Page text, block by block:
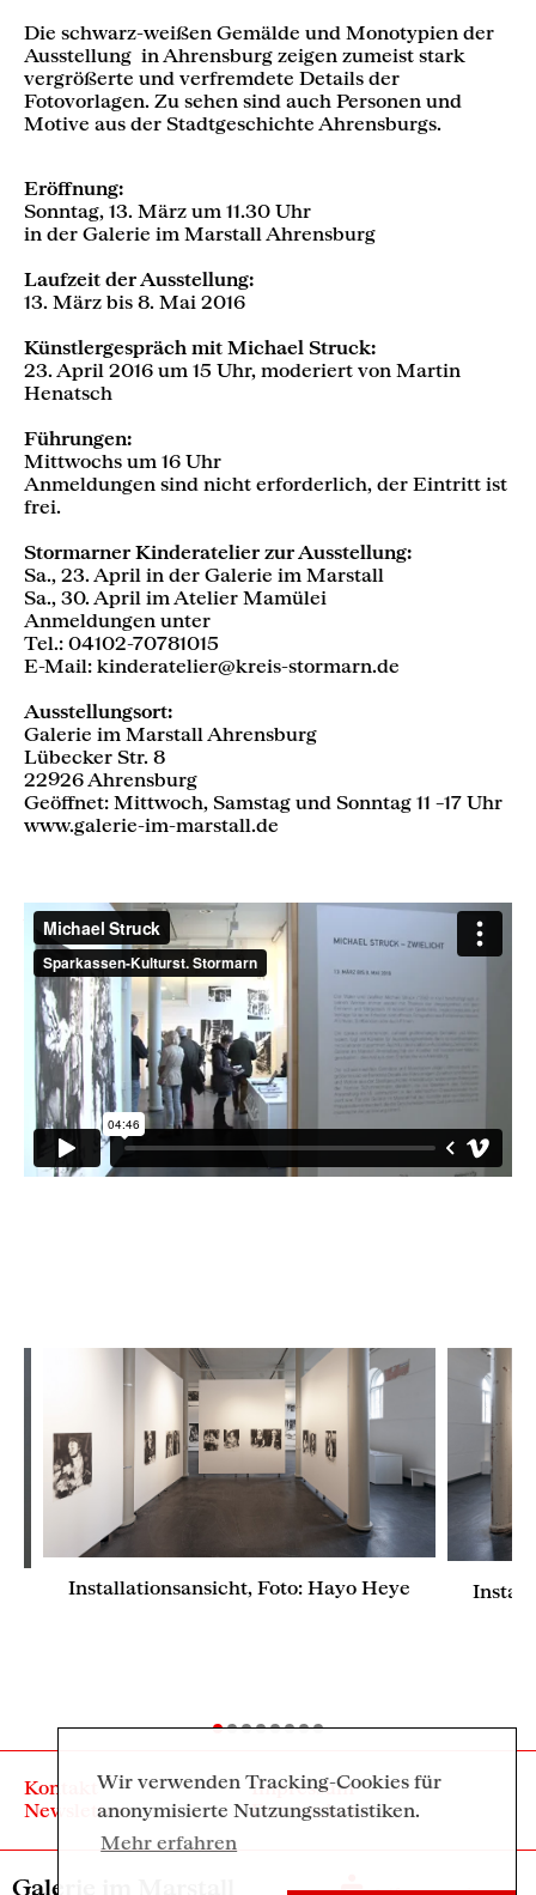
Wir verwenden Tracking-Cookies für
anonymisierte Nutzungsstatistiken.
Mehr erfahren
Die schwarz-weißen Gemälde und Monotypien der
Ausstellung in Ahrensburg zeigen zumeist stark
vergrößerte und verfremdete Details der
Fotovorlagen. Zu sehen sind auch Personen und
Motive aus der Stadtgeschichte Ahrensburgs.
Eröffnung:
Sonntag, 13. März um 11.30 Uhr
in der Galerie im Marstall Ahrensburg
Laufzeit der Ausstellung:
13. März bis 8. Mai 2016
Künstlergespräch mit Michael Struck:
23. April 2016 um 15 Uhr, moderiert von Martin
Henatsch
Führungen:
Mittwochs um 16 Uhr
Anmeldungen sind nicht erforderlich, der Eintritt ist
frei.
Stormarner Kinderatelier zur Ausstellung:
Sa., 23. April in der Galerie im Marstall
Sa., 30. April im Atelier Mamülei
Anmeldungen unter
Tel.: 04102-70781015
E-Mail: kinderatelier@kreis-stormarn.de
Ausstellungsort:
Galerie im Marstall Ahrensburg
Lübecker Str. 8
22926 Ahrensburg
Geöffnet: Mittwoch, Samstag und Sonntag 11 –17 Uhr
www.galerie-im-marstall.de
Michael StruckfromSparkassen-Kulturst. Stormarn
onVimeo.
Installationsansicht, Foto: Hayo Heye
Galerie im Marstall
Kontakt
Impressum
Newsletter
Datenschutz